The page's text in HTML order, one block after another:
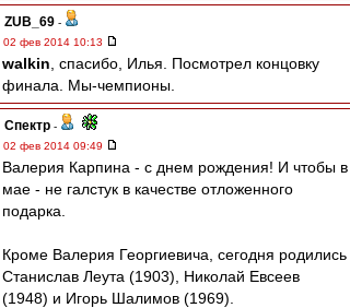
ZUB_69 -
02 фев 2014 10:13
walkin , спасибо, Илья. Посмотрел концовку
финала. Мы-чемпионы.
Спектр -
02 фев 2014 09:49
Валерия Карпина - с днем рождения! И чтобы в
мае - не галстук в качестве отложенного
подарка.
Кроме Валерия Георгиевича, сегодня родились
Станислав Леута (1903), Николай Евсеев
(1948) и Игорь Шалимов (1969).